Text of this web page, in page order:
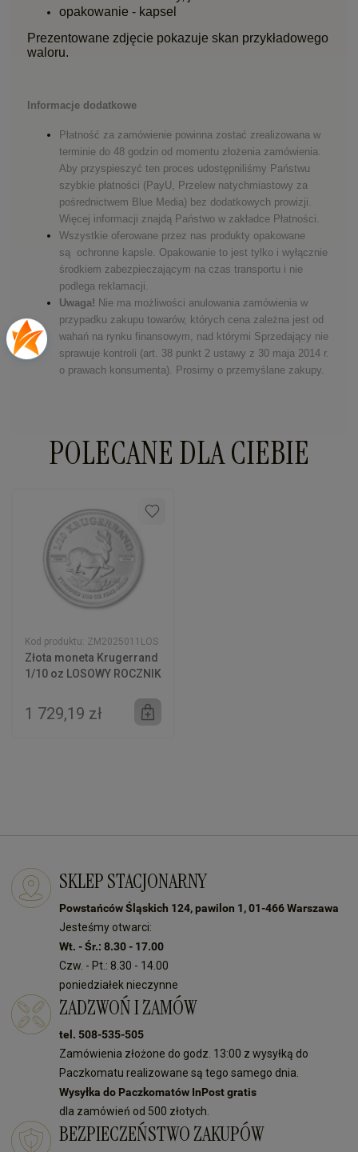
opakowanie - kapsel
Prezentowane zdjęcie pokazuje skan przykładowego
waloru.
Informacje dodatkowe
Płatność za zamówienie powinna zostać zrealizowana w
terminie do 48 godzin od momentu złożenia zamówienia.
Aby przyspieszyć ten proces udostępniliśmy Państwu
szybkie płatności (PayU, Przelew natychmiastowy za
pośrednictwem Blue Media) bez dodatkowych prowizji.
Więcej informacji znajdą Państwo w zakładce Płatności.
Wszystkie oferowane przez nas produkty opakowane
są ochronne kapsle. Opakowanie to jest tylko i wyłącznie
środkiem zabezpieczającym na czas transportu i nie
podlega reklamacji.
Uwaga! Nie ma możliwości anulowania zamówienia w
przypadku zakupu towarów, których cena zależna jest od
wahań na rynku finansowym, nad którymi Sprzedający nie
sprawuje kontroli (art. 38 punkt 2 ustawy z 30 maja 2014 r.
o prawach konsumenta). Prosimy o przemyślane zakupy.
POLECANE DLA CIEBIE
Kod produktu: ZM2025011LOS
Złota moneta Krugerrand
1/10 oz LOSOWY ROCZNIK
1 729,19 zł
SKLEP STACJONARNY
Powstańców Śląskich 124, pawilon 1, 01-466 Warszawa
Jesteśmy otwarci:
Wt. - Śr.: 8.30 - 17.00
Czw. - Pt.: 8.30 - 14.00
poniedziałek nieczynne
ZADZWOŃ I ZAMÓW
tel. 508-535-505
Zamówienia złożone do godz. 13:00 z wysyłką do
Paczkomatu realizowane są tego samego dnia.
Wysyłka do Paczkomatów InPost gratis
dla zamówień od 500 złotych.
BEZPIECZEŃSTWO ZAKUPÓW